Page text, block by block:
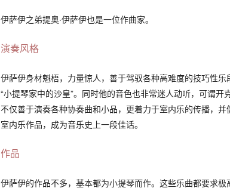
伊萨伊之弟提奥·伊萨伊也是一位作曲家。
演奏风格
伊萨伊身材魁梧，力量惊人，善于驾驭各种高难度的技巧性
“小提琴家中的沙皇”。同时他的音色也非常迷人动听，可谓开
不仅善于演奏各种协奏曲和小品，更着力于室内乐的传播，
室内乐作品，成为音乐史上一段佳话。
作品
伊萨伊的作品不多，基本都为小提琴而作。这些乐曲都要求